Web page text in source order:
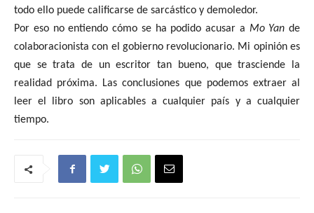
todo ello puede calificarse de sarcástico y demoledor.
Por eso no entiendo cómo se ha podido acusar a Mo Yan de
colaboracionista con el gobierno revolucionario. Mi opinión es
que se trata de un escritor tan bueno, que trasciende la
realidad próxima. Las conclusiones que podemos extraer al
leer el libro son aplicables a cualquier país y a cualquier
tiempo.